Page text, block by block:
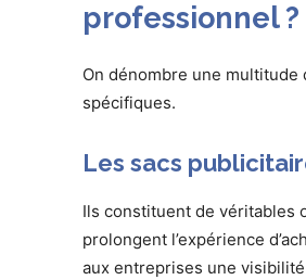
professionnel ?
On dénombre une multitude
spécifiques.
Les sacs
Ils constituent de véritables
prolongent l’expérience
aux entreprises une